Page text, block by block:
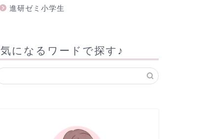
進研ゼミ小学生
気になるワードで探す♪